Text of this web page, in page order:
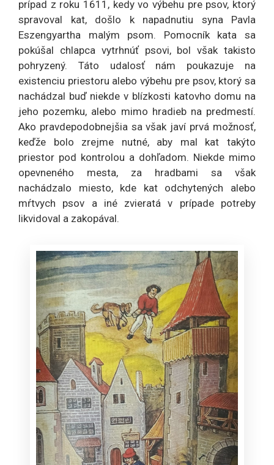
prípad z roku 1611, kedy vo výbehu pre psov, ktorý
spravoval kat, došlo k napadnutiu syna Pavla
Eszengyartha malým psom. Pomocník kata sa
pokúšal chlapca vytrhnúť psovi, bol však takisto
pohryzený. Táto udalosť nám poukazuje na
existenciu priestoru alebo výbehu pre psov, ktorý sa
nachádzal buď niekde v blízkosti katovho domu na
jeho pozemku, alebo mimo hradieb na predmestí.
Ako pravdepodobnejšia sa však javí prvá možnosť,
keďže bolo zrejme nutné, aby mal kat takýto
priestor pod kontrolou a dohľadom. Niekde mimo
opevneného mesta, za hradbami sa však
nachádzalo miesto, kde kat odchytených alebo
mŕtvych psov a iné zvieratá v prípade potreby
likvidoval a zakopával.